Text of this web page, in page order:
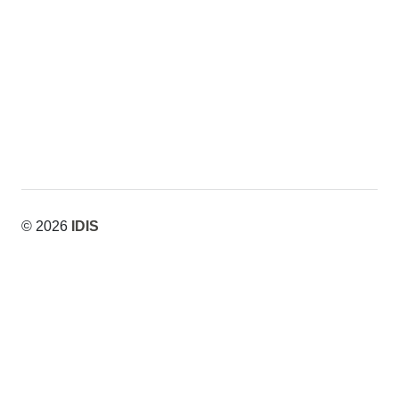
© 2026 IDIS